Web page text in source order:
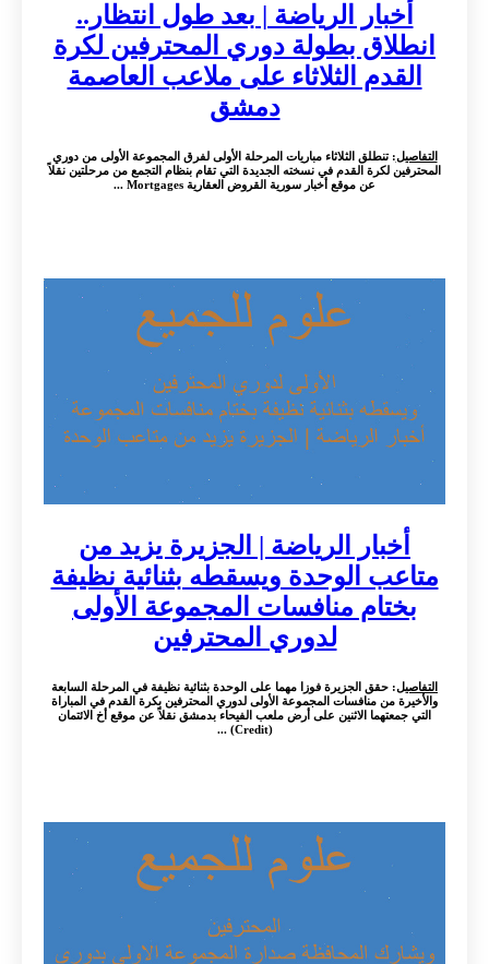
أخبار الرياضة | بعد طول انتظار..
انطلاق بطولة دوري المحترفين لكرة
القدم الثلاثاء على ملاعب العاصمة
دمشق
التفاصيل: تنطلق الثلاثاء مباريات المرحلة الأولى لفرق المجموعة الأولى من دوري
المحترفين لكرة القدم في نسخته الجديدة التي تقام بنظام التجمع من مرحلتين نقلاً
عن موقع أخبار سورية القروض العقارية Mortgages ...
أخبار الرياضة | الجزيرة يزيد من
متاعب الوحدة ويسقطه بثنائية نظيفة
بختام منافسات المجموعة الأولى
لدوري المحترفين
التفاصيل: حقق الجزيرة فوزا مهما على الوحدة بثنائية نظيفة في المرحلة السابعة
والأخيرة من منافسات المجموعة الأولى لدوري المحترفين بكرة القدم في المباراة
التي جمعتهما الاثنين على أرض ملعب الفيحاء بدمشق نقلاً عن موقع أخ الائتمان